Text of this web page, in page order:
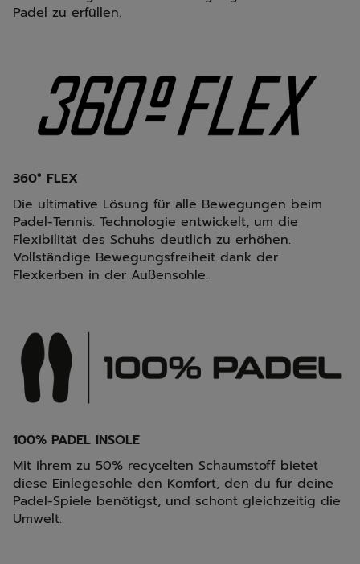
Padel zu erfüllen.
360° FLEX
Die ultimative Lösung für alle Bewegungen beim
Padel-Tennis. Technologie entwickelt, um die
Flexibilität des Schuhs deutlich zu erhöhen.
Vollständige Bewegungsfreiheit dank der
Flexkerben in der Außensohle.
100% PADEL INSOLE
Mit ihrem zu 50% recycelten Schaumstoff bietet
diese Einlegesohle den Komfort, den du für deine
Padel-Spiele benötigst, und schont gleichzeitig die
Umwelt.